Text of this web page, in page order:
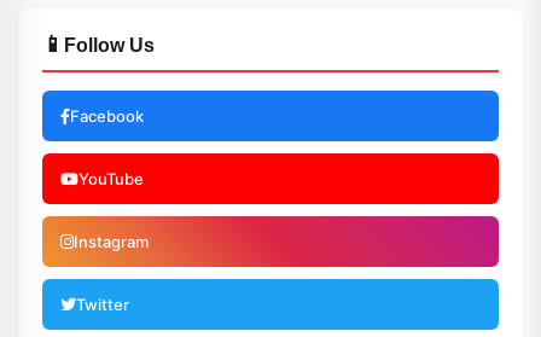
📱 Follow Us
Facebook
YouTube
Instagram
Twitter